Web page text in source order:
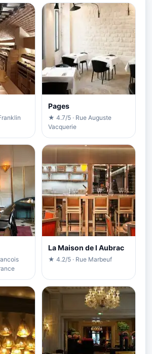
Pages
★ 4.7/5 · Rue Auguste
Vacquerie
La Maison de l Aubrac
★ 4.2/5 · Rue Marbeuf